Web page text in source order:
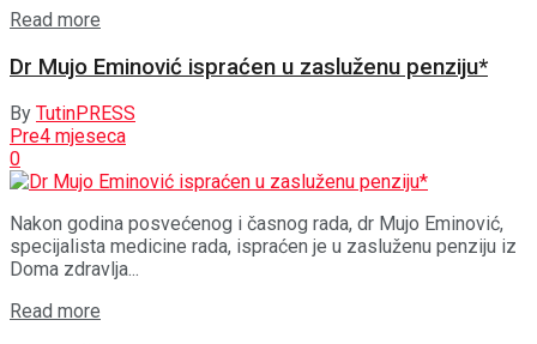
Read more
Dr Mujo Eminović ispraćen u zasluženu penziju*
By TutinPRESS
Pre4 mjeseca
0
Nakon godina posvećenog i časnog rada, dr Mujo Eminović,
specijalista medicine rada, ispraćen je u zasluženu penziju iz
Doma zdravlja...
Read more